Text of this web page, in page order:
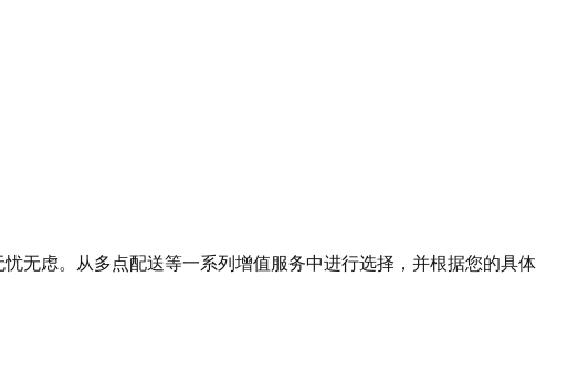
无虑。从多点配送等一系列增值服务中进行选择，并根据您的具体